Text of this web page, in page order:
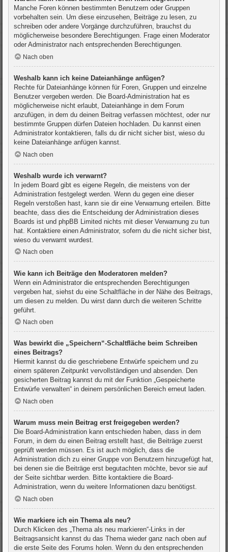
Manche Foren können bestimmten Benutzern oder Gruppen
vorbehalten sein. Um diese einzusehen, Beiträge zu lesen, zu
schreiben oder andere Vorgänge durchzuführen, brauchst du
möglicherweise besondere Berechtigungen. Frage einen Moderator
oder Administrator nach entsprechenden Berechtigungen.
Nach oben
Weshalb kann ich keine Dateianhänge anfügen?
Rechte für Dateianhänge können für Foren, Gruppen und einzelne
Benutzer vergeben werden. Die Board-Administration hat es
möglicherweise nicht erlaubt, Dateianhänge in dem Forum
anzufügen, in dem du deinen Beitrag verfassen möchtest, oder nur
bestimmte Gruppen dürfen Dateien hochladen. Du kannst einen
Administrator kontaktieren, falls du dir nicht sicher bist, wieso du
keine Dateianhänge anfügen kannst.
Nach oben
Weshalb wurde ich verwarnt?
In jedem Board gibt es eigene Regeln, die meistens von der
Administration festgelegt werden. Wenn du gegen eine dieser
Regeln verstoßen hast, kann sie dir eine Verwarnung erteilen. Bitte
beachte, dass dies die Entscheidung der Administration dieses
Boards ist und phpBB Limited nichts mit dieser Verwarnung zu tun
hat. Kontaktiere einen Administrator, sofern du die nicht sicher bist,
wieso du verwarnt wurdest.
Nach oben
Wie kann ich Beiträge den Moderatoren melden?
Wenn ein Administrator die entsprechenden Berechtigungen
vergeben hat, siehst du eine Schaltfläche in der Nähe des Beitrags,
um diesen zu melden. Du wirst dann durch die weiteren Schritte
geführt.
Nach oben
Was bewirkt die „Speichern“-Schaltfläche beim Schreiben
eines Beitrags?
Hiermit kannst du die geschriebene Entwürfe speichern und zu
einem späteren Zeitpunkt vervollständigen und absenden. Den
gesicherten Beitrag kannst du mit der Funktion „Gespeicherte
Entwürfe verwalten“ in deinem persönlichen Bereich erneut laden.
Nach oben
Warum muss mein Beitrag erst freigegeben werden?
Die Board-Administration kann entschieden haben, dass in dem
Forum, in dem du einen Beitrag erstellt hast, die Beiträge zuerst
geprüft werden müssen. Es ist auch möglich, dass die
Administration dich zu einer Gruppe von Benutzern hinzugefügt hat,
bei denen sie die Beiträge erst begutachten möchte, bevor sie auf
der Seite sichtbar werden. Bitte kontaktiere die Board-
Administration, wenn du weitere Informationen dazu benötigst.
Nach oben
Wie markiere ich ein Thema als neu?
Durch Klicken des „Thema als neu markieren“-Links in der
Beitragsansicht kannst du das Thema wieder ganz nach oben auf
die erste Seite des Forums holen. Wenn du den entsprechenden